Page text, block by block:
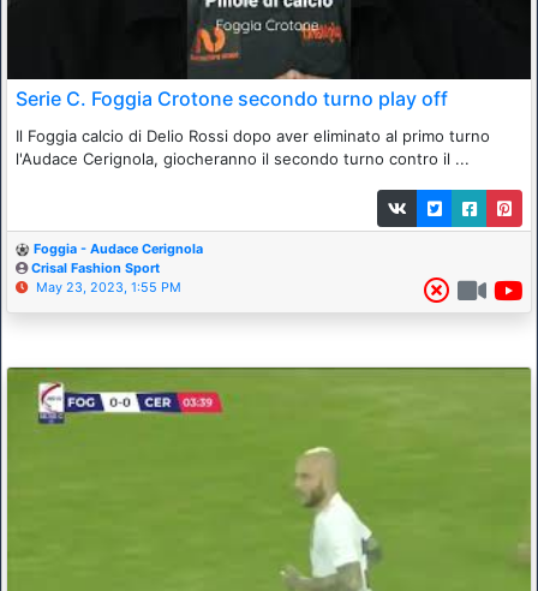
Serie C. Foggia Crotone secondo turno play off
Il Foggia calcio di Delio Rossi dopo aver eliminato al primo turno
l'Audace Cerignola, giocheranno il secondo turno contro il ...
Foggia - Audace Cerignola
Crisal Fashion Sport
May 23, 2023, 1:55 PM